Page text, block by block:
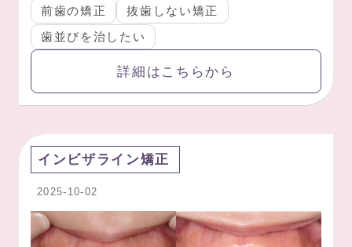
前歯の矯正
抜歯しない矯正
歯並びを治したい
詳細はこちらから
インビザライン矯正
2025-10-02